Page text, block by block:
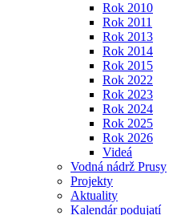
Rok 2010
Rok 2011
Rok 2013
Rok 2014
Rok 2015
Rok 2022
Rok 2023
Rok 2024
Rok 2025
Rok 2026
Videá
Vodná nádrž Prusy
Projekty
Aktuality
Kalendár podujatí